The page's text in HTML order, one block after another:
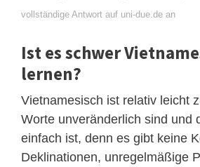
vollständige Antwort auf uni-due.de an
Ist es schwer
lernen?
Vietnamesisch ist relativ leicht
Worte unveränderlich sind und
einfach ist, denn es gibt keine
Deklinationen, unregelmäßige